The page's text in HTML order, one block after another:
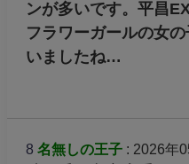
現時点~イタリア.ブ
カナダ.ポーランド.ド
ス.スペイン.タイ.フ
ア.イギリス.チェコ.
アルバニア.台湾.カザ